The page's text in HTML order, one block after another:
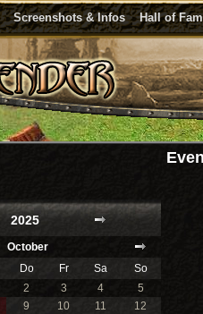
Screenshots & Infos Hall of
2025
October
Do Fr Sa
So
2 3 4
5
9 10 11
12